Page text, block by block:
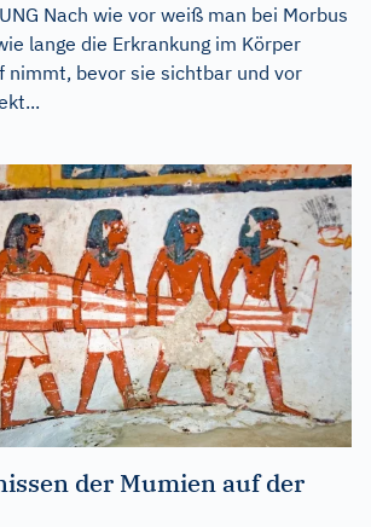
Nach wie vor weiß man bei Morbus
lange die Erkrankung im Körper
nimmt, bevor sie sichtbar und vor
der Mumien auf der